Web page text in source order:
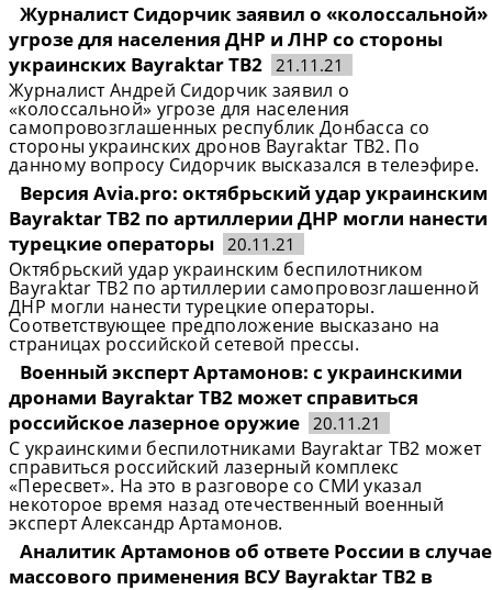
Журналист Сидорчик заявил о «колоссальной»
угрозе для населения ДНР и ЛНР со стороны
украинских Bayraktar TB2 21.11.21
Журналист Андрей Сидорчик заявил о
«колоссальной» угрозе для населения
самопровозглашенных республик Донбасса со
стороны украинских дронов Bayraktar TB2. По
данному вопросу Сидорчик высказался в телеэфире.
Версия Avia.pro: октябрьский удар украинским
Bayraktar TB2 по артиллерии ДНР могли нанести
турецкие операторы 20.11.21
Октябрьский удар украинским беспилотником
Bayraktar TB2 по артиллерии самопровозглашенной
ДНР могли нанести турецкие операторы.
Соответствующее предположение высказано на
страницах российской сетевой прессы.
Военный эксперт Артамонов: с украинскими
дронами Bayraktar TB2 может справиться
российское лазерное оружие 20.11.21
С украинскими беспилотниками Bayraktar TB2 может
справиться российский лазерный комплекс
«Пересвет». На это в разговоре со СМИ указал
некоторое время назад отечественный военный
эксперт Александр Артамонов.
Аналитик Артамонов об ответе России в случае
массового применения ВСУ Bayraktar TB2 в